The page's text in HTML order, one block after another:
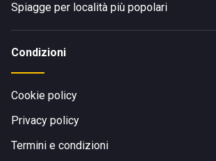
Spiagge per località più popolari
Condizioni
Cookie policy
Privacy policy
Termini e condizioni